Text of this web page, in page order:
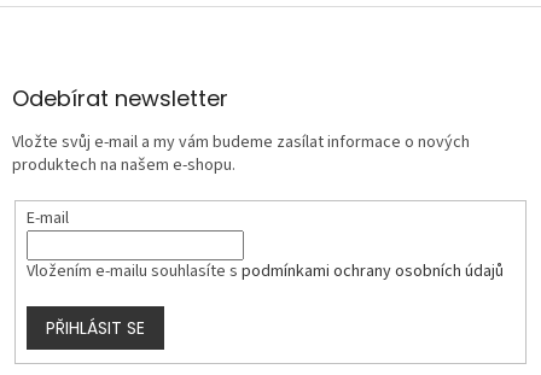
Z
aOdebírat newsletter
Vložte svůj e-mail a my vám budeme zasílat informace o nových
produktech na našem e-shopu.
E-mail
Vložením e-mailu souhlasíte s podmínkami ochrany osobních údajů
PŘIHLÁSIT SE